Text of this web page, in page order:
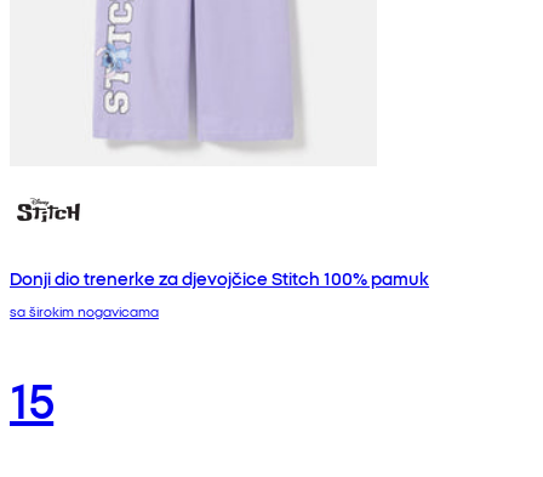
Donji dio trenerke za djevojčice Stitch 100% pamuk
sa širokim nogavicama
15